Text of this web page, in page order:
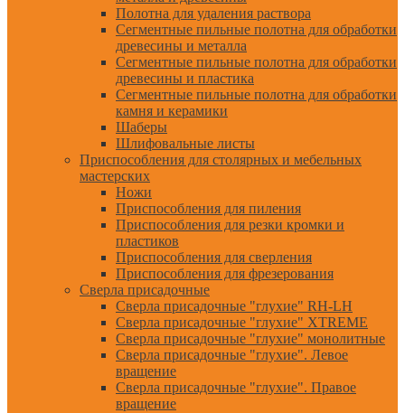
Полотна для удаления раствора
Сегментные пильные полотна для обработки
древесины и металла
Сегментные пильные полотна для обработки
древесины и пластика
Сегментные пильные полотна для обработки
камня и керамики
Шаберы
Шлифовальные листы
Приспособления для столярных и мебельных
мастерских
Ножи
Приспособления для пиления
Приспособления для резки кромки и
пластиков
Приспособления для сверления
Приспособления для фрезерования
Сверла присадочные
Сверла присадочные "глухие" RH-LH
Сверла присадочные "глухие" XTREME
Сверла присадочные "глухие" монолитные
Сверла присадочные "глухие". Левое
вращение
Сверла присадочные "глухие". Правое
вращение